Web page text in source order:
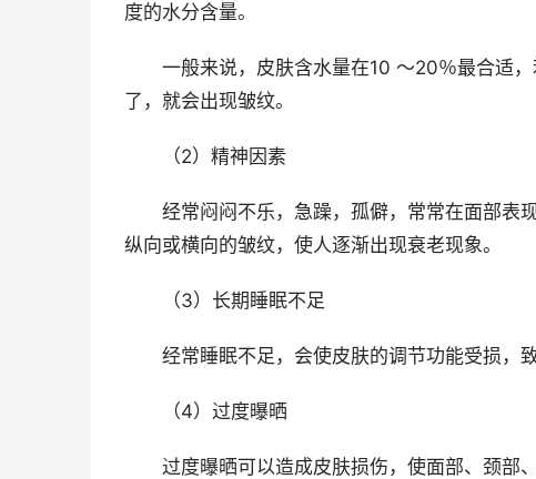
度的水分含量。
一般来说，皮肤含水量在10 ～20％最合适，
了，就会出现皱纹。
（2）精神因素
经常闷闷不乐，急躁，孤僻，常常在面部表
纵向或横向的皱纹，使人逐渐出现衰老现象。
（3）长期睡眠不足
经常睡眠不足，会使皮肤的调节功能受损，致
（4）过度曝晒
过度曝晒可以造成皮肤损伤，使面部、颈部